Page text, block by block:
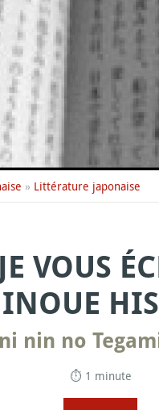
» Littérature japonaise
JE VOUS
nin no
⏱ 1 minute